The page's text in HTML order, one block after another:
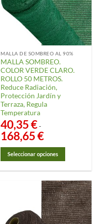
MALLA DE SOMBREO AL 90%
MALLA SOMBREO.
COLOR VERDE CLARO.
ROLLO 50 METROS.
Reduce Radiación,
Protección Jardín y
Terraza, Regula
Temperatura
40,35€-
168,65€Rango
de
precios:
desde
40,35 €
168,65 €
Seleccionar opciones
Las